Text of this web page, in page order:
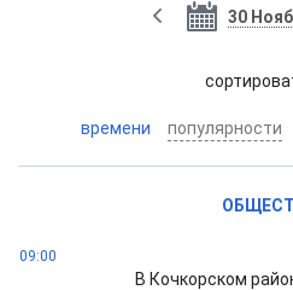
30
времени популярности
09:00
В Кочкорском